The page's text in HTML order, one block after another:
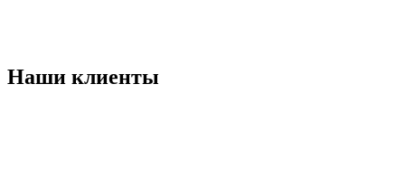
Наши клиенты